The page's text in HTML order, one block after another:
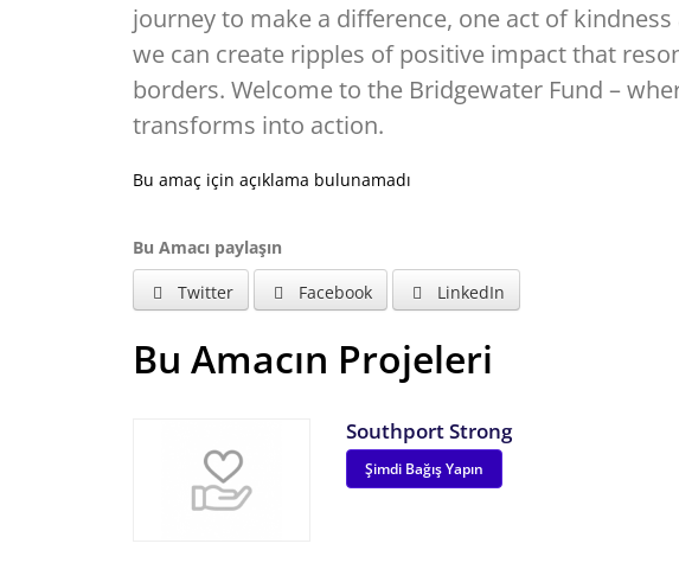
journey to make a difference, one act of
we can create ripples of positive impact that
borders. Welcome to the Bridgewater Fund –
transforms into action.
Bu amaç için açıklama bulunamadı
Bu Amacı paylaşın
Twitter
Facebook LinkedIn
Bu Amacın Projeleri
Southport Strong
Şimdi Bağış Yapın